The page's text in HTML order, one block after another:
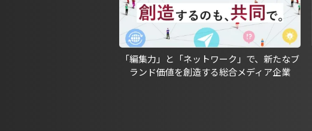
「編集力」と「ネットワーク」で、新たなブ
ランド価値を創造する総合メディア企業